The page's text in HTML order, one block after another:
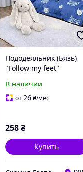
Пододеяльник (Бязь)
"Follow my feet"
В наличии
от26₴/мес
258₴
Купить